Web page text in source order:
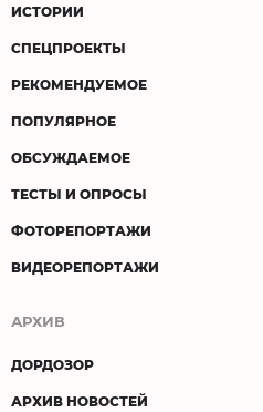
ИСТОРИИ
СПЕЦПРОЕКТЫ
РЕКОМЕНДУЕМОЕ
ПОПУЛЯРНОЕ
ОБСУЖДАЕМОЕ
ТЕСТЫ И ОПРОСЫ
ФОТОРЕПОРТАЖИ
ВИДЕОРЕПОРТАЖИ
АРХИВ
ДОРДОЗОР
АРХИВ НОВОСТЕЙ